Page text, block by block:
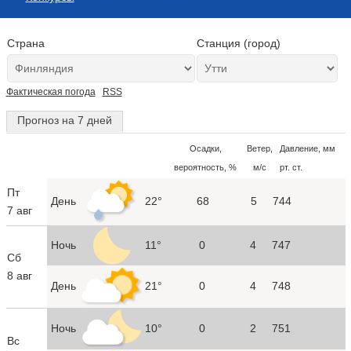
Страна Станция (город)
Фактическая погода RSS
Прогноз на 7 дней
Осадки,
вероятность, %
Ветер,
м/с
Давление, мм
рт. ст.
Пт
7 авг
День 22° 68 5 744
Сб
8 авг
Ночь 11° 0 4 747
День 21° 0 4 748
Вс
Ночь 10° 0 2 751